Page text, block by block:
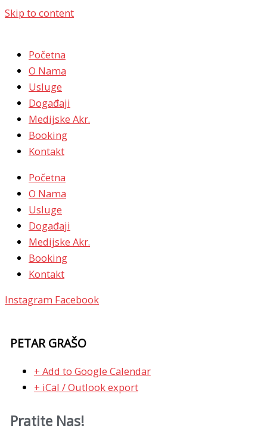
Skip to content
Početna
O Nama
Usluge
Događaji
Medijske Akr.
Booking
Kontakt
Početna
O Nama
Usluge
Događaji
Medijske Akr.
Booking
Kontakt
Instagram Facebook
PETAR GRAŠO
+ Add to Google Calendar
+ iCal / Outlook export
Pratite Nas!